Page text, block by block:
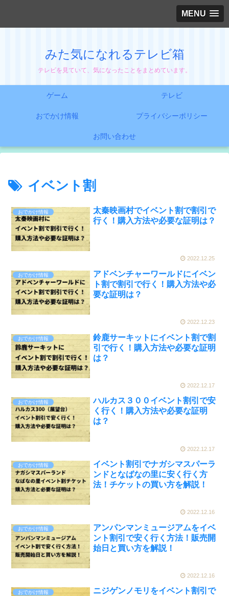
MENU
みた気になれるテレビ箱
テレビを見ていて、気になったことをまとめています。
ゲーム テレビ
おでかけ情報 プライバシーポリシー
お問い合わせ
イベント割
おでかけ情報
太秦映画村でイベント割で割引で
行く！購入方法や必要な証明は？
2022.12.25
おでかけ情報
アドベンチャーワールドにイベン
ト割で割引で行く！購入方法や必
要な証明は？
2022.12.23
おでかけ情報
鈴鹿サーキットにイベント割で割
引で行く！購入方法や必要な証明
は？
2022.12.17
おでかけ情報
ハルカス３００イベント割引で安
く行く！購入方法や必要な証明
は？
2022.12.17
おでかけ情報
イベント割引でナガシマスパーラ
ンドとなばなの里に安く行く方
法！チケットの買い方を解説！
2022.12.16
おでかけ情報
アンパンマンミュージアムをイベ
ント割引で安く行く方法！販売開
始日と買い方を解説！
2022.12.16
おでかけ情報
ニジゲンノモリをイベント割引で